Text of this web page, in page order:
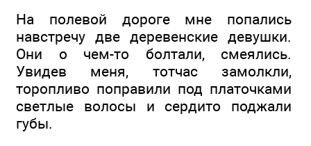
На полевой дороге мне попались
навстречу две деревенские девушки.
Они о чем-то болтали, смеялись.
Увидев меня, тотчас замолкли,
торопливо поправили под платочками
светлые волосы и сердито поджали
губы.